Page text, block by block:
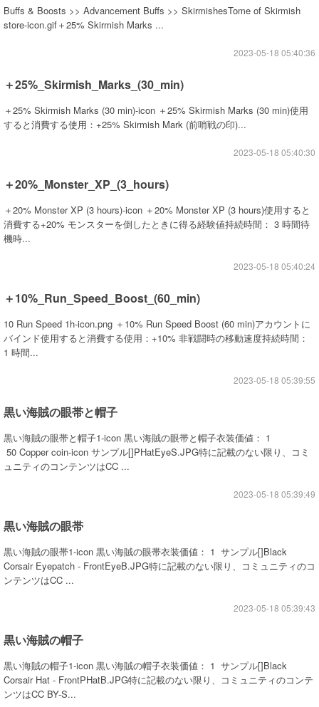
Buffs & Boosts >> Advancement Buffs >> SkirmishesTome of Skirmish
store-icon.gif＋25% Skirmish Marks ...
2023-05-18 05:40:36
＋25%_Skirmish_Marks_(30_min)
＋25% Skirmish Marks (30 min)-icon ＋25% Skirmish Marks (30 min)使用
すると消費する使用：+25% Skirmish Mark (前哨戦の印)...
2023-05-18 05:40:30
＋20%_Monster_XP_(3_hours)
＋20% Monster XP (3 hours)-icon ＋20% Monster XP (3 hours)使用すると
消費する+20% モンスターを倒したときに得る経験値持続時間： 3 時間待
機時...
2023-05-18 05:40:24
＋10%_Run_Speed_Boost_(60_min)
10 Run Speed 1h-icon.png ＋10% Run Speed Boost (60 min)アカウントに
バインド使用すると消費する使用：+10% 非戦闘時の移動速度持続時間：
1 時間...
2023-05-18 05:39:55
黒い海賊の眼帯と帽子
黒い海賊の眼帯と帽子1-icon 黒い海賊の眼帯と帽子衣装価値： 1
50 Copper coin-icon サンプル[]PHatEyeS.JPG特に記載のない限り、コミ
ュニティのコンテンツはCC ...
2023-05-18 05:39:49
黒い海賊の眼帯
黒い海賊の眼帯1-icon 黒い海賊の眼帯衣装価値： 1 サンプル[]Black
Corsair Eyepatch - FrontEyeB.JPG特に記載のない限り、コミュニティのコ
ンテンツはCC ...
2023-05-18 05:39:43
黒い海賊の帽子
黒い海賊の帽子1-icon 黒い海賊の帽子衣装価値： 1 サンプル[]Black
Corsair Hat - FrontPHatB.JPG特に記載のない限り、コミュニティのコンテ
ンツはCC BY-S...